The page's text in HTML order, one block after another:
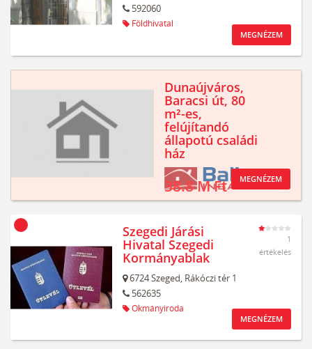
592060
Földhivatal
MEGNÉZEM
Dunaújváros,
Baracsi út, 80
m²-es,
felújítandó
állapotú családi
ház
38.8 M Ft MEGNÉZEM
Szegedi Járási
Hivatal Szegedi
Kormányablak
6724Szeged, Rákóczi tér 1
562635
Okmányiroda
1
értékelés
MEGNÉZEM